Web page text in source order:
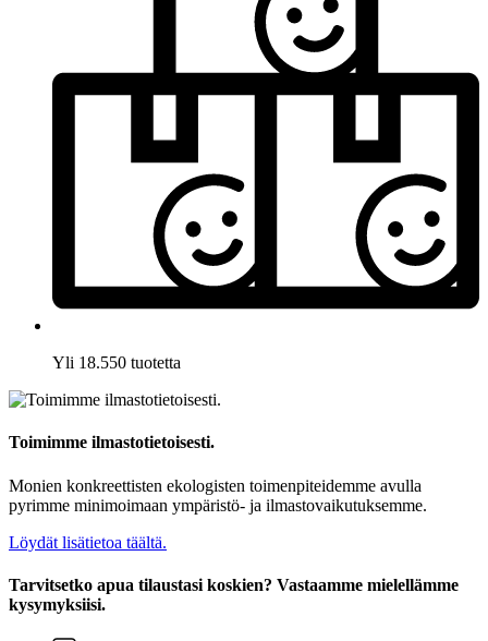
Yli 18.550 tuotetta
Toimimme ilmastotietoisesti.
Monien konkreettisten ekologisten toimenpiteidemme avulla
pyrimme minimoimaan ympäristö- ja ilmastovaikutuksemme.
Löydät lisätietoa täältä.
Tarvitsetko apua tilaustasi koskien? Vastaamme mielellämme
kysymyksiisi.